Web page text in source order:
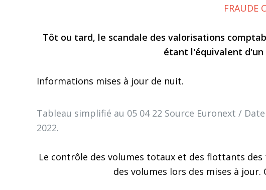
FRAUDE
Tôt ou tard, le scandale des valorisations
étant l'équivalent d'un
Informations mises à jour de nuit.
Tableau simplifié au 05 0422 Source Euronext /
2022.
Le contrôle des volumes totaux et des flottants
des volumes lors des mises à